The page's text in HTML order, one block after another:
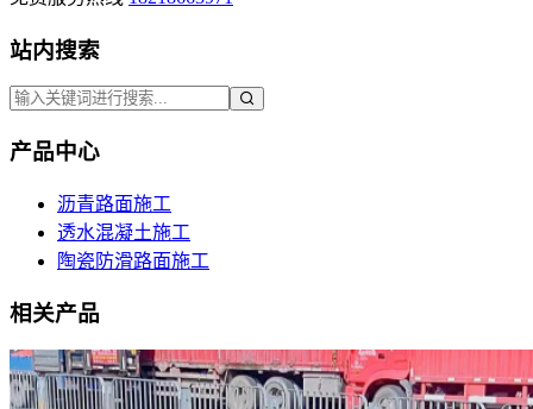
站内搜索
产品中心
沥青路面施工
透水混凝土施工
陶瓷防滑路面施工
相关产品